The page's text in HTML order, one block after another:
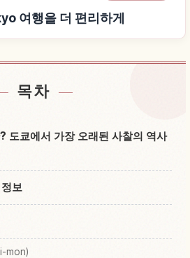
여행을 더 편리하게
ji, Tokyo 근처 숙소 찾기
ji, Tokyo 체험 찾기↗
목차
쿄에서 가장 오래된 사찰의 역사
보
mon)